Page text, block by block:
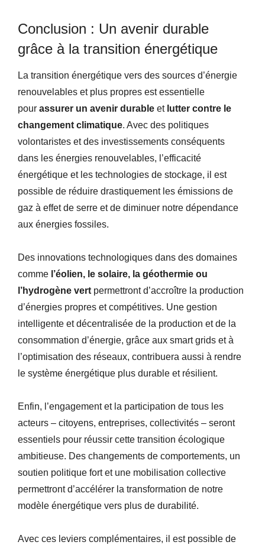
Conclusion : Un avenir durable
grâce à la transition énergétique
La transition énergétique vers des sources d’énergie
renouvelables et plus propres est essentielle
pour assurer un avenir durable et lutter contre le
changement climatique. Avec des politiques
volontaristes et des investissements conséquents
dans les énergies renouvelables, l’efficacité
énergétique et les technologies de stockage, il est
possible de réduire drastiquement les émissions de
gaz à effet de serre et de diminuer notre dépendance
aux énergies fossiles.
Des innovations technologiques dans des domaines
comme l’éolien, le solaire, la géothermie ou
l’hydrogène vert permettront d’accroître la production
d’énergies propres et compétitives. Une gestion
intelligente et décentralisée de la production et de la
consommation d’énergie, grâce aux smart grids et à
l’optimisation des réseaux, contribuera aussi à rendre
le système énergétique plus durable et résilient.
Enfin, l’engagement et la participation de tous les
acteurs – citoyens, entreprises, collectivités – seront
essentiels pour réussir cette transition écologique
ambitieuse. Des changements de comportements, un
soutien politique fort et une mobilisation collective
permettront d’accélérer la transformation de notre
modèle énergétique vers plus de durabilité.
Avec ces leviers complémentaires, il est possible de